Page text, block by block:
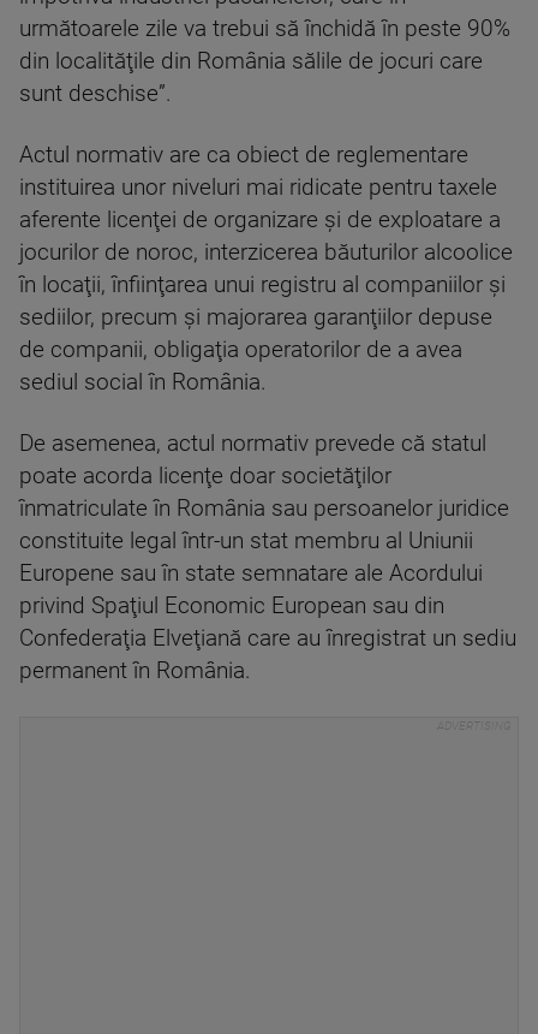
următoarele zile va trebui să închidă în peste 90%
din localităţile din România sălile de jocuri care
sunt deschise”.
Actul normativ are ca obiect de reglementare
instituirea unor niveluri mai ridicate pentru taxele
aferente licenţei de organizare şi de exploatare a
jocurilor de noroc, interzicerea băuturilor alcoolice
în locaţii, înfiinţarea unui registru al companiilor şi
sediilor, precum şi majorarea garanţiilor depuse
de companii, obligaţia operatorilor de a avea
sediul social în România.
De asemenea, actul normativ prevede că statul
poate acorda licenţe doar societăţilor
înmatriculate în România sau persoanelor juridice
constituite legal într-un stat membru al Uniunii
Europene sau în state semnatare ale Acordului
privind Spaţiul Economic European sau din
Confederaţia Elveţiană care au înregistrat un sediu
permanent în România.